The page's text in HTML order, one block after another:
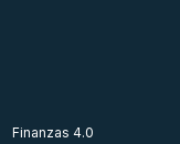
Finanzas 4.0